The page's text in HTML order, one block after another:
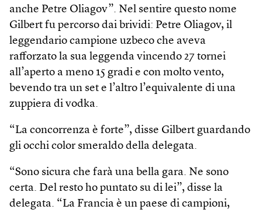
anche Petre Oliagov”. Nel sentire questo nome
Gilbert fu percorso dai brividi: Petre Oliagov, il
leggendario campione uzbeco che aveva
rafforzato la sua leggenda vincendo 27 tornei
all’aperto a meno 15 gradi e con molto vento,
bevendo tra un set e l’altro l’equivalente di una
zuppiera di vodka.
“La concorrenza è forte”, disse Gilbert guardando
gli occhi color smeraldo della delegata.
“Sono sicura che farà una bella gara. Ne sono
certa. Del resto ho puntato su di lei”, disse la
delegata. “La Francia è un paese di campioni,